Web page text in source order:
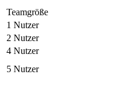
Teamgröße
1 Nutzer
2 Nutzer
4 Nutzer
5 Nutzer